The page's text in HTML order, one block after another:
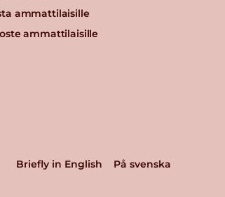
ammattilaisille
ammattilaisille
Briefly in English På svenska